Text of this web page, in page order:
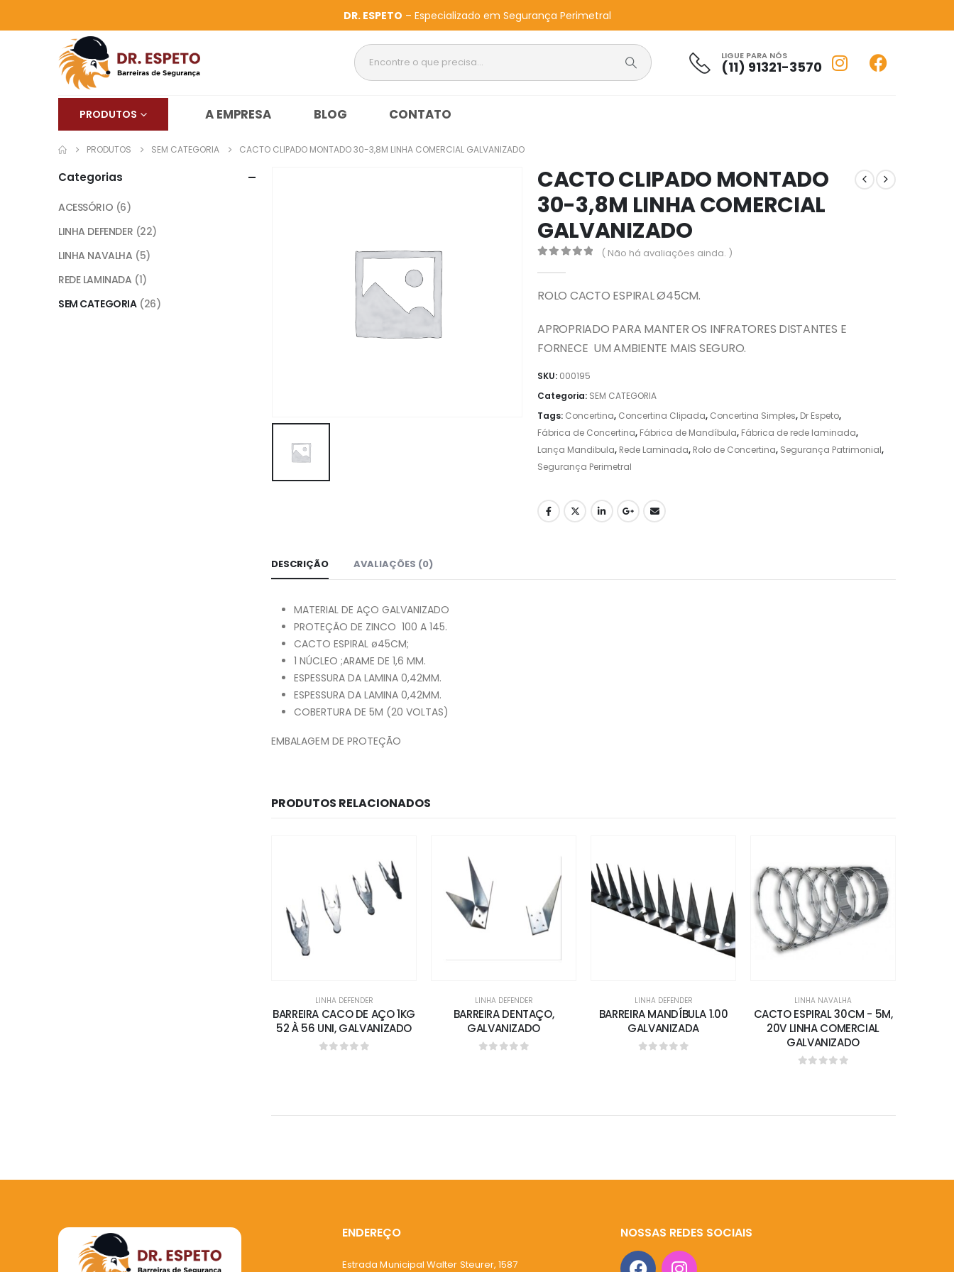
DR. ESPETO – Especializado em Segurança Perimetral
LIGUE PARA NÓS
(11) 91321-3570
PRODUTOS A EMPRESA BLOG CONTATO
PRODUTOS SEM CATEGORIA CACTO CLIPADO MONTADO 30-3,8M LINHA COMERCIAL GALVANIZADO
CACTO CLIPADO MONTADO
30-3,8M LINHA COMERCIAL
GALVANIZADO
( Não há avaliações ainda. )
ROLO CACTO ESPIRAL Ø45CM.
APROPRIADO PARA MANTER OS INFRATORES DISTANTES E
FORNECE UM AMBIENTE MAIS SEGURO.
SKU: 000195
Categoria: SEM CATEGORIA
Tags: Concertina, Concertina Clipada, Concertina Simples, Dr Espeto,
Fábrica de Concertina, Fábrica de Mandíbula, Fábrica de rede laminada,
Lança Mandibula, Rede Laminada, Rolo de Concertina, Segurança Patrimonial,
Segurança Perimetral
DESCRIÇÃO AVALIAÇÕES (0)
MATERIAL DE AÇO GALVANIZADO
PROTEÇÃO DE ZINCO 100 A 145.
CACTO ESPIRAL ø45CM;
1 NÚCLEO ;ARAME DE 1,6 MM.
ESPESSURA DA LAMINA 0,42MM.
ESPESSURA DA LAMINA 0,42MM.
COBERTURA DE 5M (20 VOLTAS)
EMBALAGEM DE PROTEÇÃO
PRODUTOS RELACIONADOS
LINHA DEFENDER
BARREIRA CACO DE AÇO 1KG
52 À 56 UNI, GALVANIZADO
LINHA DEFENDER
BARREIRA DENTAÇO,
GALVANIZADO
LINHA DEFENDER
BARREIRA MANDÍBULA 1.00
GALVANIZADA
LINHA NAVALHA
CACTO ESPIRAL 30CM - 5M,
20V LINHA COMERCIAL
GALVANIZADO
Categorias
ACESSÓRIO (6)
LINHA DEFENDER (22)
LINHA NAVALHA (5)
REDE LAMINADA (1)
SEM CATEGORIA (26)
ENDEREÇO
Estrada Municipal Walter Steurer, 1587
NOSSAS REDES SOCIAIS